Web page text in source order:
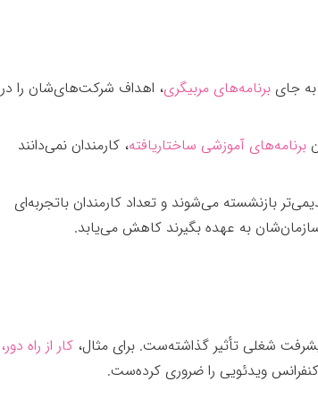
به جای برنامه‌های مربیگری، اهداف شرکت‌های‌شان را در
برنامه‌های آموزشی ساختاریافته، کارمندان نمی‌دانند
بازنشسته می‌شوند و تعداد کارمندان باتجربه‌ای
به عهده بگیرند کاهش می‌یابد.
شغلی تأثیر گذاشته‌ست. برای مثال، کار از راه دور،
کنفرانس ویدئویی را ضروری کرده‌ست.